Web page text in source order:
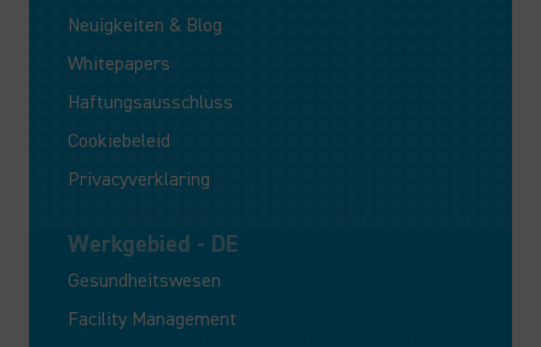
Neuigkeiten & Blog
Whitepapers
Haftungsausschluss
Cookiebeleid
Privacyverklaring
Werkgebied - DE
Gesundheitswesen
Facility Management